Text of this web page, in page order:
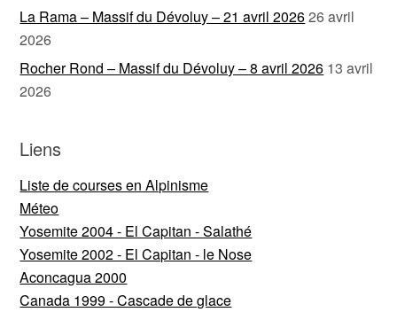
La Rama – Massif du Dévoluy – 21 avril 202626 avril
2026
Rocher Rond – Massif du Dévoluy – 8 avril 2026 13 avril
2026
Liens
Liste de courses en Alpinisme
Méteo
Yosemite 2004 - El Capitan - Salathé
Yosemite 2002 - El Capitan - le Nose
Aconcagua 2000
Canada 1999 - Cascade de glace